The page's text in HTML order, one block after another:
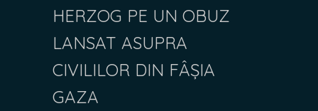
HERZOG PE UN OBUZ
LANSAT ASUPRA
CIVILILOR DIN FÂȘIA
GAZA